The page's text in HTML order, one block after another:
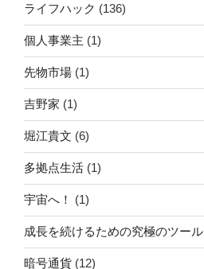
ライフハック (136)
個人事業主 (1)
先物市場 (1)
吉野家 (1)
堀江貴文 (6)
多拠点生活 (1)
宇宙へ！ (1)
成長を続けるための究極のツール
暗号通貨 (12)